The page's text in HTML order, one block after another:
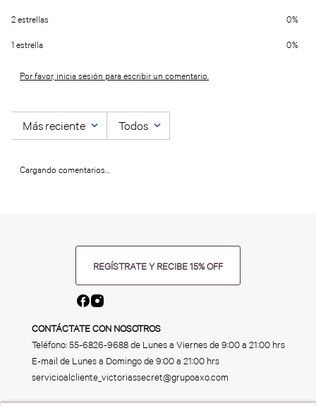
2 estrellas 0%
1 estrella 0%
Por favor, inicia sesión para escribir un comentario.
Más reciente Todos
Cargando comentarios…
REGÍSTRATE Y RECIBE 15% OFF
CONTÁCTATE CON NOSOTROS
Teléfono:55-6826-9688de Lunes a Viernes de 9:00 a 21:00 hrs
E-mail de Lunes a Domingo de 9:00 a 21:00 hrs
servicioalcliente_victoriassecret@grupoaxo.com